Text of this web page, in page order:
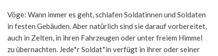
Vöge: Wann immer es geht, schlafen Soldatinnen und Soldaten
in festen Gebäuden. Aber natürlich sind sie darauf vorbereitet,
auch in Zelten, in ihren Fahrzeugen oder unter freiem Himmel
zu übernachten. Jede*r Soldat*in verfügt in ihrer oder seiner